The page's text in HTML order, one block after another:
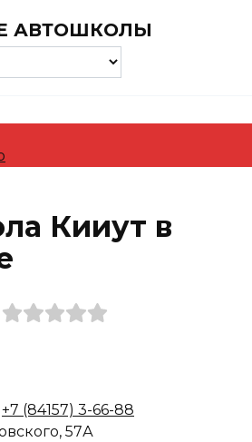
АВТОШКОЛЫ
Кииут в
+7 (84157) 3-66-88
57А